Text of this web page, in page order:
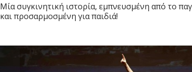
Μία συγκινητική ιστορία, εμπνευσμένη από το
και προσαρμοσμένη για παιδιά!